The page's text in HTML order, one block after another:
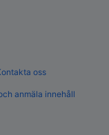
oss
anmäla innehåll